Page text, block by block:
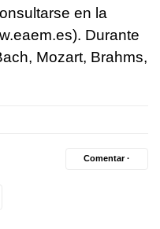
en la
Durante
Mozart, Brahms,
Comentar ·